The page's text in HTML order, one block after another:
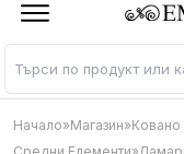
Начало»Магазин»